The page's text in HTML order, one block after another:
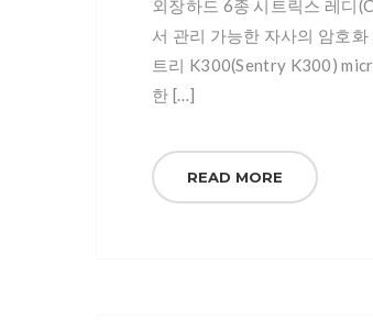
외장하드 6종 시트릭스 레디
서 관리 가능한 자사의 암호
트리 K300(Sentry K300)
한 […]
READ MORE